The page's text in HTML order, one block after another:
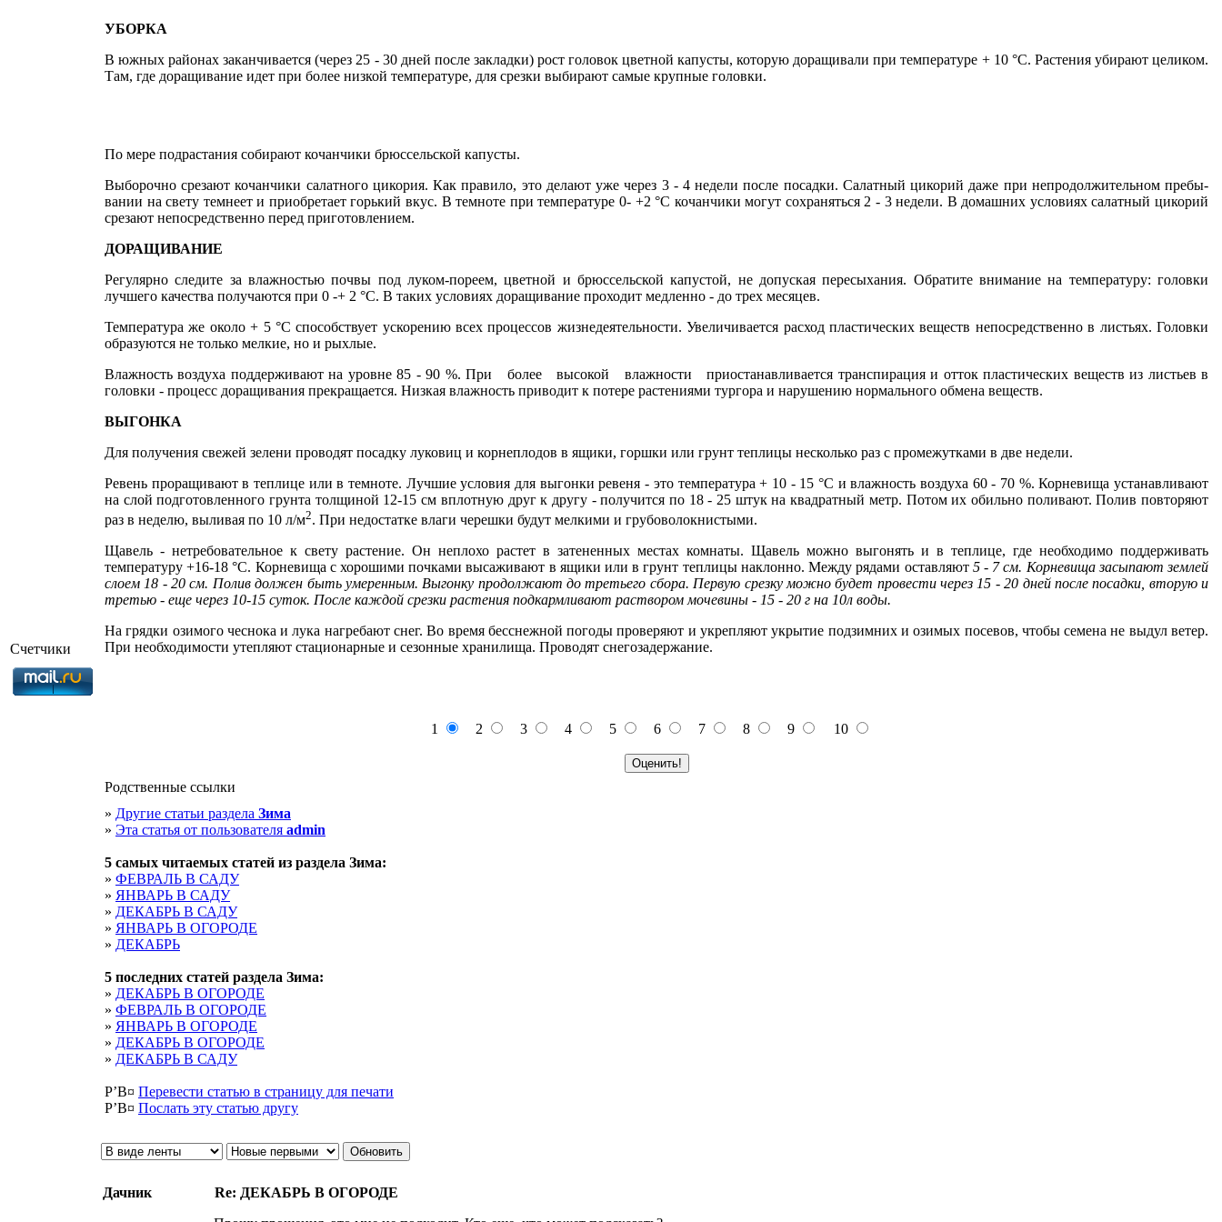
Счетчики
УБОРКА
В южных районах заканчивается (через 25 - 30 дней после закладки) рост головок цветной капусты, которую до­ращивали при температуре + 10 °С. Растения убирают це­ликом.
Там, где доращивание идет при более низкой темпе­ратуре, для срезки выбирают самые крупные головки.
По мере подрастания собирают кочанчики брюссель­ской капусты.
Выборочно срезают кочанчики салатного цикория. Как правило, это делают уже через 3 - 4 недели после посадки. Салатный цикорий даже при непродолжительном пребы­
вании на свету темнеет и приобретает горький вкус. В тем­ноте при температуре 0- +2 °С кочанчики могут сохра­няться 2 - 3 недели. В домашних условиях салатный цикорий
срезают непосредственно перед приготовлением.
ДОРАЩИВАНИЕ
Регулярно следите за влажностью почвы под луком-по­реем, цветной и брюссельской капустой, не допуская пе­ресыхания. Обратите внимание на температуру: головки
лучшего качества получаются при 0 -+ 2 °С. В таких усло­виях доращивание проходит медленно - до трех месяцев.
Температура же около + 5 °С способствует ускорению всех процессов жизнедеятельности. Увеличивается рас­ход пластических веществ непосредственно в листьях. Головки
образуются не только мелкие, но и рыхлые.
Влажность воздуха поддерживают на уровне 85 - 90 %. При более высокой влажности приостанавливается транспирация и отток пластических веществ из листьев в
головки - процесс доращивания прекращается. Низкая влажность приводит к потере растениями тургора и нару­шению нормального обмена веществ.
ВЫГОНКА
Для получения свежей зелени проводят посадку луко­виц и корнеплодов в ящики, горшки или грунт теплицы несколько раз с промежутками в две недели.
Ревень проращивают в теплице или в темноте. Лучшие условия для выгонки ревеня - это температура + 10 - 15 °С и влажность воздуха 60 - 70 %. Корневища устанавливают
на слой подготовленного грунта толщиной 12-15 см вплотную друг к другу - получится по 18 - 25 штук на квадратный метр. Потом их обильно поливают. Полив по­вторяют
раз в неделю, выливая по 10 л/м2. При недостатке влаги черешки будут мелкими и грубоволокнистыми.
Щавель - нетребовательное к свету растение. Он не­плохо растет в затененных местах комнаты. Щавель мож­но выгонять и в теплице, где необходимо поддерживать
температуру +16-18 °С. Корневища с хорошими почка­ми высаживают в ящики или в грунт теплицы наклонно. Между рядами оставляют 5 - 7 см. Корневища засыпают землей
слоем 18 - 20 см. Полив должен быть умеренным. Выгонку продолжают до третьего сбора. Первую срезку можно будет провести через 15 - 20 дней после посадки, вторую и
третью - еще через 10-15 суток. После каж­дой срезки растения подкармливают раствором мочеви­ны - 15 - 20 г на 10л воды.
На грядки озимого чеснока и лука нагребают снег. Во время бесснежной погоды проверяют и укрепляют укрытие подзимних и озимых посевов, чтобы семена не выдул ветер.
При необходимости утепляют стационарные и сезонные хранилища. Проводят снегозадержание.
1 2 3 4 5 6 7 8 9 10
Родственные ссылки
» Другие статьи раздела Зима
» Эта статья от пользователя admin
5 cамых читаемых статей из раздела Зима:
» ФЕВРАЛЬ В САДУ
» ЯНВАРЬ В САДУ
» ДЕКАБРЬ В САДУ
» ЯНВАРЬ В ОГОРОДЕ
» ДЕКАБРЬ
5 последних статей раздела Зима:
» ДЕКАБРЬ В ОГОРОДЕ
» ФЕВРАЛЬ В ОГОРОДЕ
» ЯНВАРЬ В ОГОРОДЕ
» ДЕКАБРЬ В ОГОРОДЕ
» ДЕКАБРЬ В САДУ
Р’В¤ Перевести статью в страницу для печати
Р’В¤ Послать эту cтатью другу
Дачник
Re: ДЕКАБРЬ В ОГОРОДЕ